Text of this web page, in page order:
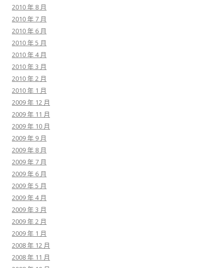
2010 年 8 月
2010 年 7 月
2010 年 6 月
2010 年 5 月
2010 年 4 月
2010 年 3 月
2010 年 2 月
2010 年 1 月
2009 年 12 月
2009 年 11 月
2009 年 10 月
2009 年 9 月
2009 年 8 月
2009 年 7 月
2009 年 6 月
2009 年 5 月
2009 年 4 月
2009 年 3 月
2009 年 2 月
2009 年 1 月
2008 年 12 月
2008 年 11 月